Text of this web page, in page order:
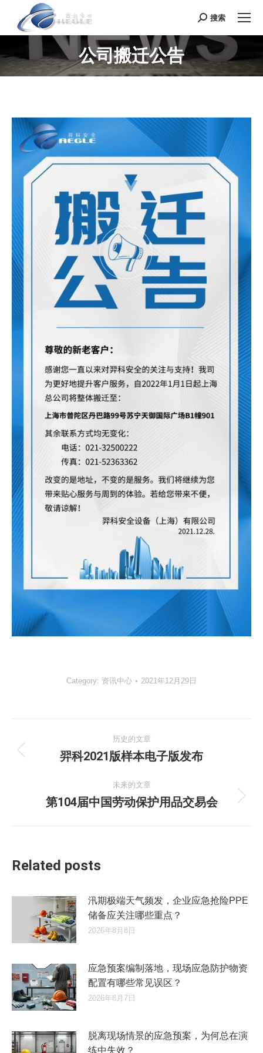
Search:
搜索
公司搬迁公告
您在这里：
Category: 资讯中心 2021年12月29日
章
历史的文章
历
的
文
羿科2021版样本电子版发布
未来的文章
未
第104届中国劳动保护用品交易会
Related posts
汛期极端天气频发，企业应急抢险PPE
储备应关注哪些重点？
2026年8月8日
应急预案编制落地，现场应急防护物资
配置有哪些常见误区？
2026年8月7日
脱离现场情景的应急预案，为何总在演
练中失效？